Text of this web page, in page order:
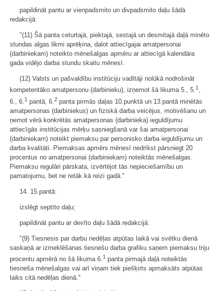
papildināt pantu ar vienpadsmito un divpadsmito daļu šādā
redakcijā:
"(11) Šā panta ceturtajā, piektajā, sestajā un desmitajā daļā minēto
stundas algas likmi aprēķina, dalot attiecīgajai amatpersonai
(darbiniekam) noteikto mēnešalgas apmēru ar attiecīgā kalendāra
gada vidējo darba stundu skaitu mēnesī.
(12) Valsts un pašvaldību institūciju vadītāji nolūkā nodrošināt
kompetentāko amatpersonu (darbinieku), izņemot šā likuma 5., 5.1 ,
6., 6. 1 pantā, 6. 2 panta pirmās daļas 10.punktā un 13.pantā minētās
amatpersonas (darbiniekus) un fiziskā darba veicējus, motivēšanu un
ņemot vērā konkrētās amatpersonas (darbinieka) ieguldījumu
attiecīgās institūcijas mērķu sasniegšanā var šai amatpersonai
(darbiniekam) noteikt piemaksu par personisko darba ieguldījumu un
darba kvalitāti. Piemaksas apmērs mēnesī nedrīkst pārsniegt 20
procentus no amatpersonai (darbiniekam) noteiktās mēnešalgas.
Piemaksu regulāri pārskata, izvērtējot tās nepieciešamību un
pamatojumu, bet ne retāk kā reizi gadā."
14. 15.pantā:
izslēgt septīto daļu;
papildināt pantu ar devīto daļu šādā redakcijā:
"(9) Tiesnesis par darbu nedēļas atpūtas laikā vai svētku dienā
saskaņā ar izmeklēšanas tiesnešu darba grafiku saņem piemaksu triju
procentu apmērā no šā likuma 6. 1 panta pirmajā daļā noteiktās
tiesneša mēnešalgas vai arī viņam tiek piešķirts apmaksāts atpūtas
laiks citā nedēļas dienā."